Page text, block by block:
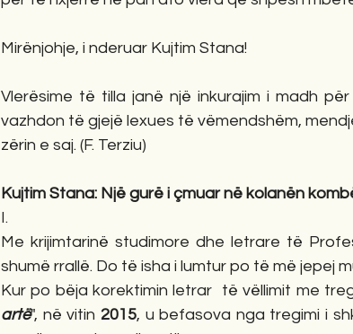
Mirënjohje, i nderuar Kujtim Stana!
Vlerësime të tilla janë një inkurajim i madh
vazhdon të gjejë lexues të vëmendshëm,
zërin e saj. (F. Terziu)
Kujtim Stana: Një gurë i çmuar në kolanën
I.
Me krijimtarinë studimore dhe letrare të
shumë rrallë. Do të isha i lumtur po të më jepej
Kur po bëja korektimin letrar  të vëllimit me
artë", në vitin 2015, u befasova nga tregimi i